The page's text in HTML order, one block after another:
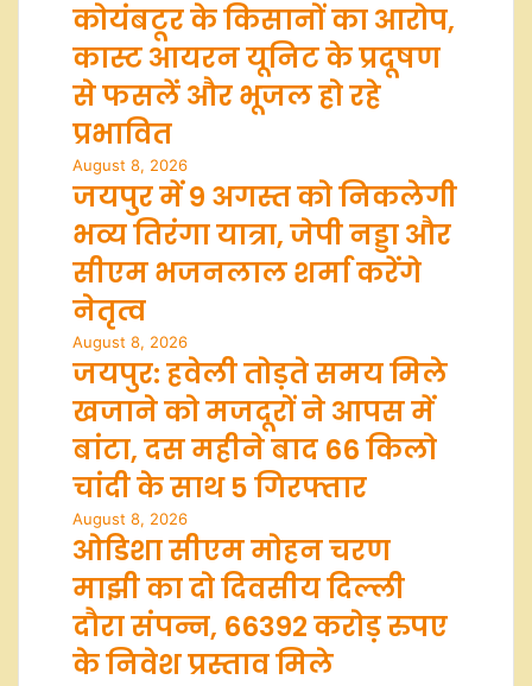
कोयंबटूर के किसानों का आरोप,
कास्ट आयरन यूनिट के प्रदूषण
से फसलें और भूजल हो रहे
प्रभावित
August 8, 2026
जयपुर में 9 अगस्त को निकलेगी
भव्य तिरंगा यात्रा, जेपी नड्डा और
सीएम भजनलाल शर्मा करेंगे
नेतृत्व
August 8, 2026
जयपुर: हवेली तोड़ते समय मिले
खजाने को मजदूरों ने आपस में
बांटा, दस महीने बाद 66 किलो
चांदी के साथ 5 गिरफ्तार
August 8, 2026
ओडिशा सीएम मोहन चरण
माझी का दो दिवसीय दिल्ली
दौरा संपन्न, 66392 करोड़ रुपए
के निवेश प्रस्ताव मिले